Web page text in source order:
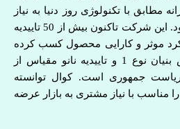
مطابق با تکنولوژی روز دنیا به نیاز
های بازار و صنایع مختلف بود. این شرکت تاکنون بیش از 50 تاییدیه
موثر و کارایی محصول کسب کرده
است و دارای گواهی دانش بنیان نوع 1 و تاییدیه نانو مقیاس از
ریاست جمهوری است. کوال توانسته
مناسب با نیاز مشتری به بازار عرضه